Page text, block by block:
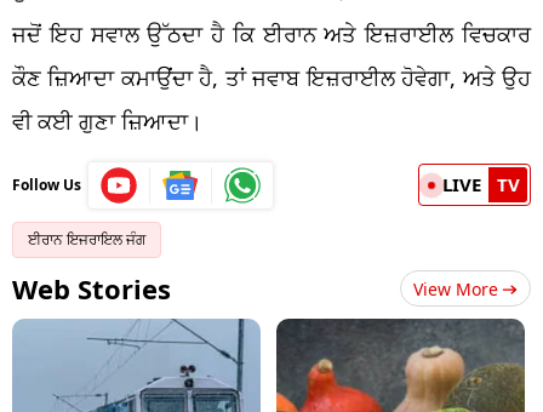
ਜਦੋਂ ਇਹ ਸਵਾਲ ਉੱਠਦਾ ਹੈ ਕਿ ਈਰਾਨ ਅਤੇ ਇਜ਼ਰਾਈਲ ਵਿਚਕਾਰ
ਕੌਣ ਜ਼ਿਆਦਾ ਕਮਾਉਂਦਾ ਹੈ, ਤਾਂ ਜਵਾਬ ਇਜ਼ਰਾਈਲ ਹੋਵੇਗਾ, ਅਤੇ ਉਹ
ਵੀ ਕਈ ਗੁਣਾ ਜ਼ਿਆਦਾ।
Follow Us LIVE TV
ਈਰਾਨ ਇਜਰਾਇਲ ਜੰਗ
Web Stories View More